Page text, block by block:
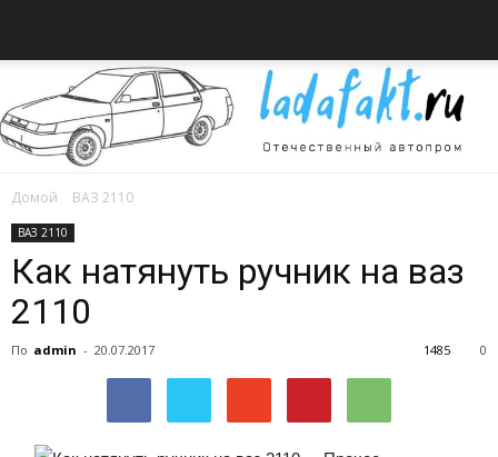
автомобилях
Домой ВАЗ 2110
ВАЗ 2110
Как натянуть ручник на ваз
2110
По admin - 20.07.2017 0
1485